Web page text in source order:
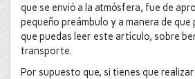
que se envió a la atmósfera, fue de
pequeño preámbulo y a manera de
que puedas leer este artículo, sobre
transporte.
Por supuesto que, si tienes que